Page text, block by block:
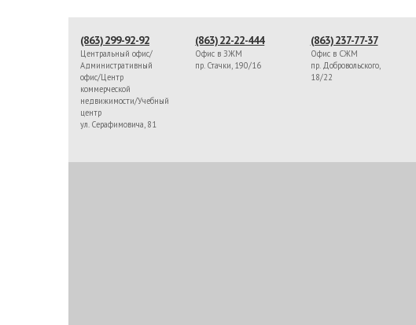
(863) 299-92-92
Центральный офис/
Административный
офис/Центр
коммерческой
недвижимости/Учебный
центр
ул. Серафимовича, 81
(863) 22-22-444
Офис в ЗЖМ
пр. Стачки, 190/16
(863) 237-77-37
Офис в СЖМ
пр. Добровольского,
18/22